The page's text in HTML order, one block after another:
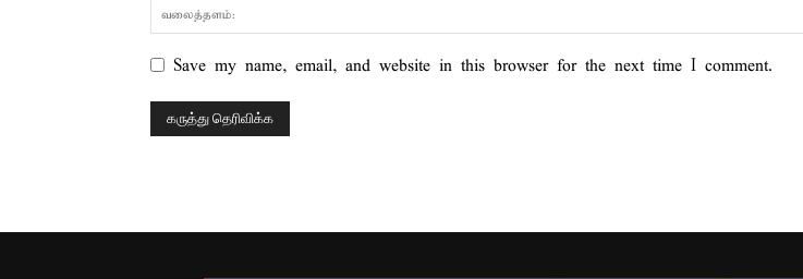
Save my name, email, and website in this browser for the next time I comment.